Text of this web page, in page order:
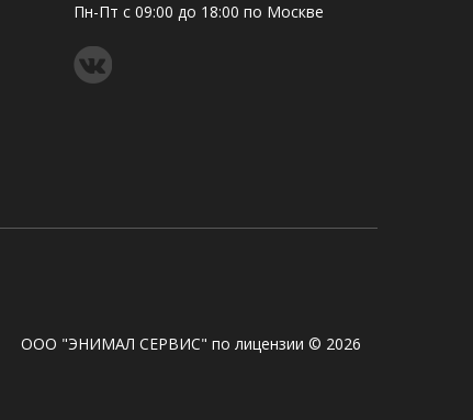
Пн-Пт с 09:00 до 18:00 по Москве
ООО "ЭНИМАЛ СЕРВИС" по лицензии © 2026